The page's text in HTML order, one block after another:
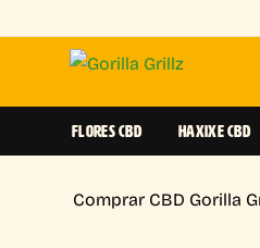
FLORES CBD HAXIXE CBD
Comprar CBD Gorilla